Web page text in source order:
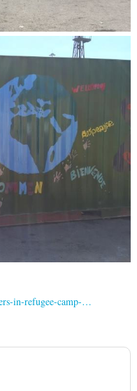
in-refugee-camp-…